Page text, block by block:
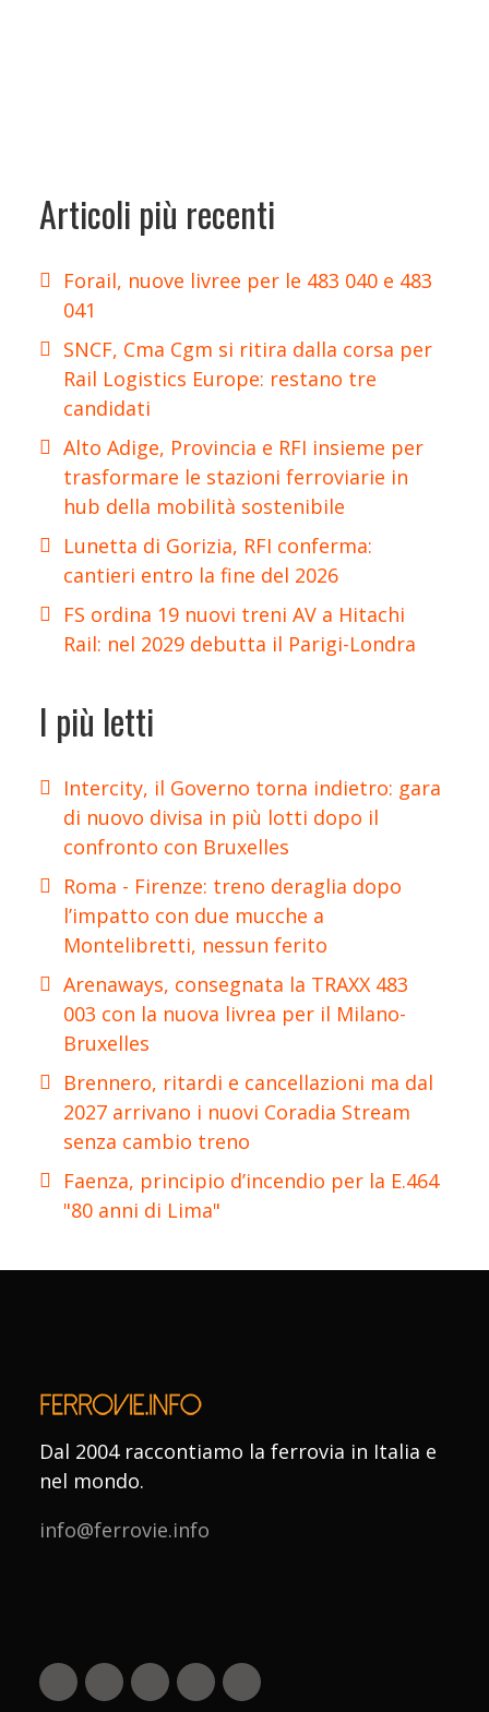
Articoli più recenti
Forail, nuove livree per le 483 040 e 483
041
SNCF, Cma Cgm si ritira dalla corsa per
Rail Logistics Europe: restano tre
candidati
Alto Adige, Provincia e RFI insieme per
trasformare le stazioni ferroviarie in
hub della mobilità sostenibile
Lunetta di Gorizia, RFI conferma:
cantieri entro la fine del 2026
FS ordina 19 nuovi treni AV a Hitachi
Rail: nel 2029 debutta il Parigi-Londra
I più letti
Intercity, il Governo torna indietro: gara
di nuovo divisa in più lotti dopo il
confronto con Bruxelles
Roma - Firenze: treno deraglia dopo
l’impatto con due mucche a
Montelibretti, nessun ferito
Arenaways, consegnata la TRAXX 483
003 con la nuova livrea per il Milano-
Bruxelles
Brennero, ritardi e cancellazioni ma dal
2027 arrivano i nuovi Coradia Stream
senza cambio treno
Faenza, principio d’incendio per la E.464
"80 anni di Lima"
Dal 2004 raccontiamo la ferrovia in Italia e
nel mondo.
info@ferrovie.info